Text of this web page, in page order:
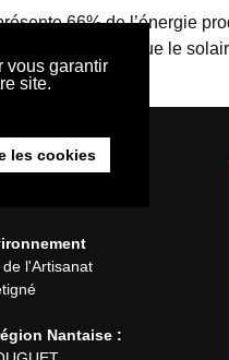
vous garantir
site.
les cookies
66% de l’énergie
telles que le
l'Artisanat
Nantaise :